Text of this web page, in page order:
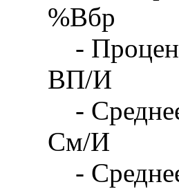
%Вбр
-
ВП/И
-
См/И
-